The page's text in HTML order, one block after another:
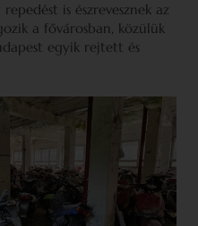
is észrevesznek az
a fővárosban, közülük
egyik rejtett és